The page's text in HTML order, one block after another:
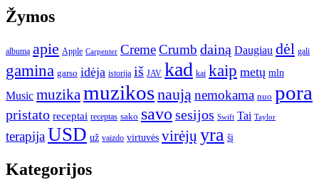
Žymos
albumą apie Apple Carpenter CremeCrumb dainą Daugiau dėl gali
gamina garso idėja istorija iš JAV kad kai kaip metų mln
Music muzikamuzikosnaują nemokama nuo pora
pristato receptai receptas sako savo sesijos Swift Tai Taylor
terapijaUSD už vaizdo virtuvės virėjų yra šį
Kategorijos